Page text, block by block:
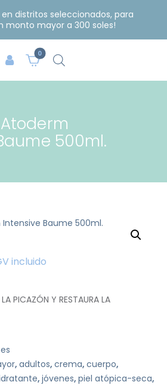
distritos seleccionados, para
monto mayor a 300 soles!
0
500ml.
incluido
PICAZÓN Y RESTAURA LA
, adultos, crema, cuerpo,
, jóvenes, piel atópica-seca,